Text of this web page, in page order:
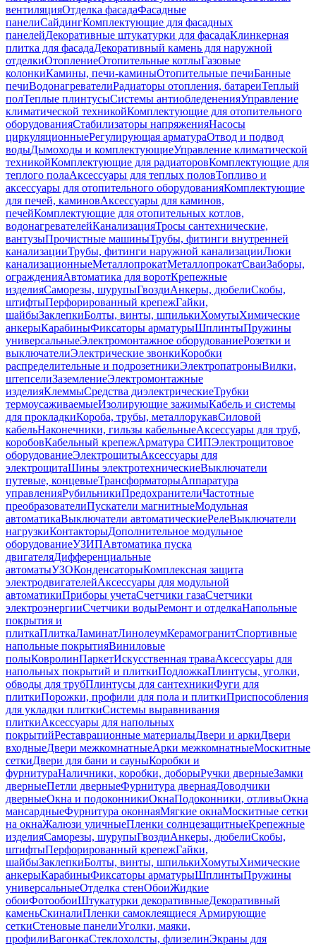
вентиляцияОтделка фасадаФасадные
панелиСайдингКомплектующие для фасадных
панелейДекоративные штукатурки для фасадаКлинкерная
плитка для фасадаДекоративный камень для наружной
отделкиОтоплениеОтопительные котлыГазовые
колонкиКамины, печи-каминыОтопительные печиБанные
печиВодонагревателиРадиаторы отопления, батареиТеплый
полТеплые плинтусыСистемы антиобледененияУправление
климатической техникойКомплектующие для отопительного
оборудованияСтабилизаторы напряженияНасосы
циркуляционныеРегулирующая арматураОтвод и подвод
водыДымоходы и комплектующиеУправление климатической
техникойКомплектующие для радиаторовКомплектующие для
теплого полаАксессуары для теплых половТопливо и
аксессуары для отопительного оборудованияКомплектующие
для печей, каминовАксессуары для каминов,
печейКомплектующие для отопительных котлов,
водонагревателейКанализацияТросы сантехнические,
вантузыПрочистные машиныТрубы, фитинги внутренней
канализацииТрубы, фитинги наружной канализацииЛюки
канализационныеМеталлопрокатМеталлопрокатСваиЗаборы,
огражденияАвтоматика для воротКрепежные
изделияСаморезы, шурупыГвоздиАнкеры, дюбелиСкобы,
штифтыПерфорированный крепежГайки,
шайбыЗаклепкиБолты, винты, шпилькиХомутыХимические
анкерыКарабиныФиксаторы арматурыШплинтыПружины
универсальныеЭлектромонтажное оборудованиеРозетки и
выключателиЭлектрические звонкиКоробки
распределительные и подрозетникиЭлектропатроныВилки,
штепселиЗаземлениеЭлектромонтажные
изделияКлеммыСредства диэлектрическиеТрубки
термоусаживаемыеИзолирующие зажимыКабель и системы
для прокладкиКороба, трубы, металлорукавСиловой
кабельНаконечники, гильзы кабельныеАксессуары для труб,
коробовКабельный крепежАрматура СИПЭлектрощитовое
оборудованиеЭлектрощитыАксессуары для
электрощитаШины электротехническиеВыключатели
путевые, концевыеТрансформаторыАппаратура
управленияРубильникиПредохранителиЧастотные
преобразователиПускатели магнитныеМодульная
автоматикаВыключатели автоматическиеРелеВыключатели
нагрузкиКонтакторыДополнительное модульное
оборудованиеУЗИПАвтоматика пуска
двигателяДифференциальные
автоматыУЗОКонденсаторыКомплексная защита
электродвигателейАксессуары для модульной
автоматикиПриборы учетаСчетчики газаСчетчики
электроэнергииСчетчики водыРемонт и отделкаНапольные
покрытия и
плиткаПлиткаЛаминатЛинолеумКерамогранитСпортивные
напольные покрытияВиниловые
полыКовролинПаркетИскусственная траваАксессуары для
напольных покрытий и плиткиПодложкаПлинтусы, уголки,
обводы для трубПлинтусы для сантехникиФуги для
плиткиПорожки, профили для пола и плиткиПриспособления
для укладки плиткиСистемы выравнивания
плиткиАксессуары для напольных
покрытийРеставрационные материалыДвери и аркиДвери
входныеДвери межкомнатныеАрки межкомнатныеМоскитные
сеткиДвери для бани и сауныКоробки и
фурнитураНаличники, коробки, доборыРучки дверныеЗамки
дверныеПетли дверныеФурнитура двернаяДоводчики
дверныеОкна и подоконникиОкнаПодоконники, отливыОкна
мансардныеФурнитура оконнаяМягкие окнаМоскитные сетки
на окнаЖалюзи уличныеПленки солнцезащитныеКрепежные
изделияСаморезы, шурупыГвоздиАнкеры, дюбелиСкобы,
штифтыПерфорированный крепежГайки,
шайбыЗаклепкиБолты, винты, шпилькиХомутыХимические
анкерыКарабиныФиксаторы арматурыШплинтыПружины
универсальныеОтделка стенОбоиЖидкие
обоиФотообоиШтукатурки декоративныеДекоративный
каменьСкиналиПленки самоклеящиеся Армирующие
сеткиСтеновые панелиУголки, маяки,
профилиВагонкаСтеклохолсты, флизелинЭкраны для